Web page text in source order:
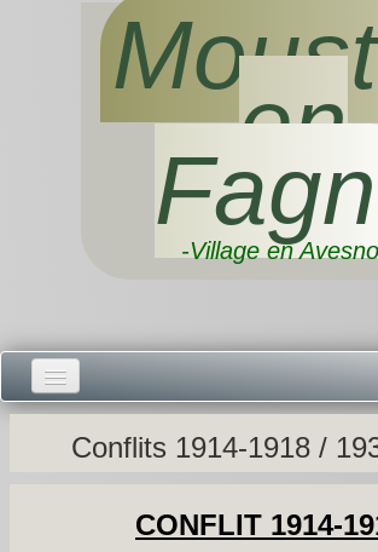
en
-Village en
Accueil -
Vie municipale -
Présentations -
Conflits 1914-1918 /
CONFLIT 1914-